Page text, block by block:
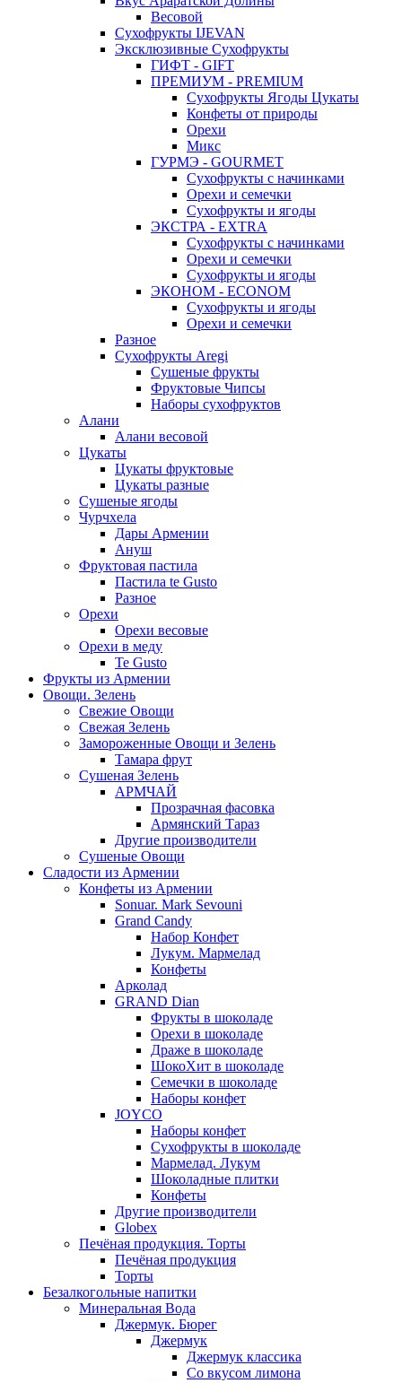
Весовой
Сухофрукты IJEVAN
Эксклюзивные Сухофрукты
ГИФТ - GIFT
ПРЕМИУМ - PREMIUM
Сухофрукты Ягоды Цукаты
Конфеты от природы
Орехи
Микс
ГУРМЭ - GOURMET
Сухофрукты с начинками
Орехи и семечки
Сухофрукты и ягоды
ЭКСТРА - EXTRA
Сухофрукты с начинками
Орехи и семечки
Сухофрукты и ягоды
ЭКОНОМ - ECONOM
Сухофрукты и ягоды
Орехи и семечки
Разное
Сухофрукты Aregi
Сушеные фрукты
Фруктовые Чипсы
Наборы сухофруктов
Алани
Алани весовой
Цукаты
Цукаты фруктовые
Цукаты разные
Сушеные ягоды
Чурчхела
Дары Армении
Ануш
Фруктовая пастила
Пастила te Gusto
Разное
Орехи
Орехи весовые
Орехи в меду
Te Gusto
Фрукты из Армении
Овощи. Зелень
Свежие Овощи
Свежая Зелень
Замороженные Овощи и Зелень
Тамара фрут
Сушеная Зелень
АРМЧАЙ
Прозрачная фасовка
Армянский Тараз
Другие производители
Сушеные Овощи
Сладости из Армении
Конфеты из Армении
Sonuar. Mark Sevouni
Grand Candy
Набор Конфет
Лукум. Мармелад
Конфеты
Арколад
GRAND Dian
Фрукты в шоколаде
Орехи в шоколаде
Драже в шоколаде
ШокоХит в шоколаде
Семечки в шоколаде
Наборы конфет
JOYCO
Наборы конфет
Сухофрукты в шоколаде
Мармелад. Лукум
Шоколадные плитки
Конфеты
Другие производители
Globex
Печёная продукция. Торты
Печёная продукция
Торты
Безалкогольные напитки
Минеральная Вода
Джермук. Бюрег
Джермук
Джермук классика
Со вкусом лимона